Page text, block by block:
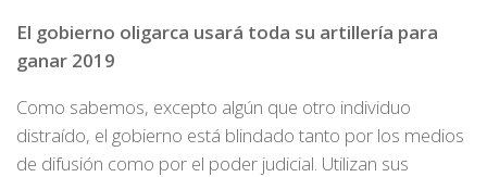
El gobierno oligarca usará toda su artillería para
ganar 2019
Como sabemos, excepto algún que otro individuo
distraído, el gobierno está blindado tanto por los medios
de difusión como por el poder judicial. Utilizan sus